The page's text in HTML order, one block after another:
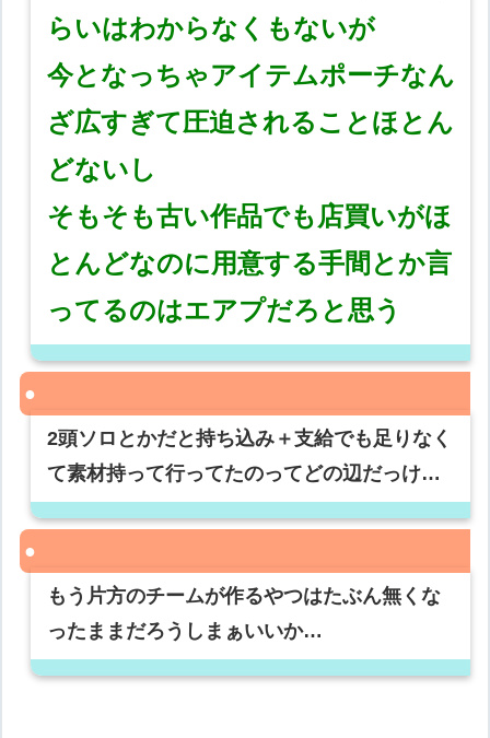
らいはわからなくもないが
今となっちゃアイテムポーチなん
ざ広すぎて圧迫されることほとん
どないし
そもそも古い作品でも店買いがほ
とんどなのに用意する手間とか言
ってるのはエアプだろと思う
2頭ソロとかだと持ち込み＋支給でも足りなく
て素材持って行ってたのってどの辺だっけ…
もう片方のチームが作るやつはたぶん無くな
ったままだろうしまぁいいか…